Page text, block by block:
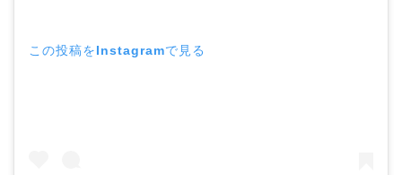
この投稿をInstagramで見る